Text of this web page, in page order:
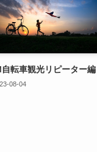
転車観光リピーター編
08-04